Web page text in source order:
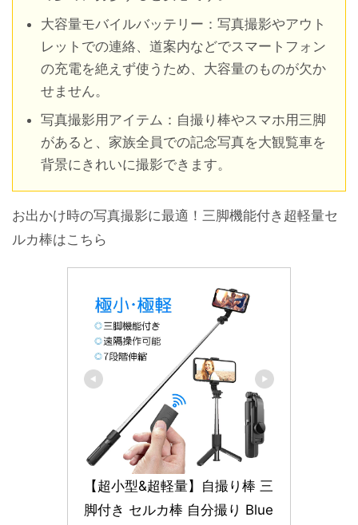
大容量モバイルバッテリー：写真撮影やアウト
レットでの連絡、道案内などでスマートフォン
の充電を絶えず使うため、大容量のものが欠か
せません。
写真撮影用アイテム：自撮り棒やスマホ用三脚
があると、家族全員での記念写真を大観覧車を
背景にきれいに撮影できます。
お出かけ時の写真撮影に最適！三脚機能付き超軽量セ
ルカ棒はこちら
【超小型&超軽量】自撮り棒 三
脚付き セルカ棒 自分撮り Blue